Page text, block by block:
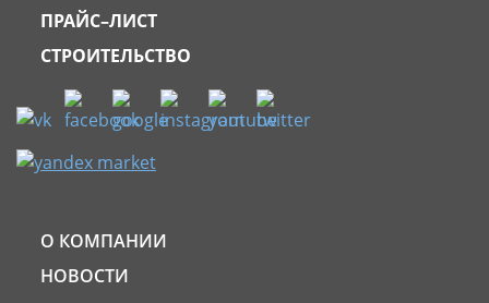
ПРАЙС–ЛИСТ
СТРОИТЕЛЬСТВО
О КОМПАНИИ
НОВОСТИ